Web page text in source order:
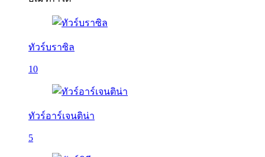
ทัวร์บราซิล
10
ทัวร์อาร์เจนติน่า
5